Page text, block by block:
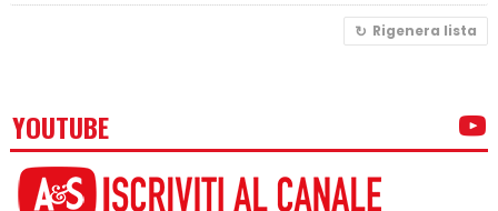
Rigenera lista
YOUTUBE